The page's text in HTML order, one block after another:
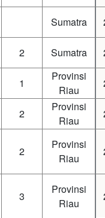
Sumatra
2 Sumatra
1
Provinsi
Riau
2
Provinsi
Riau
2
Provinsi
Riau
3
Provinsi
Riau